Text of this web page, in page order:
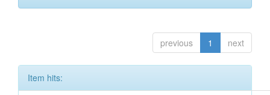
previous 1 next
Item hits: